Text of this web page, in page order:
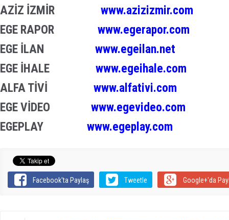
AZİZ İZMİR www.azizizmir.com
EGE RAPOR www.egerapor.com
EGE İLAN www.egeilan.net
EGE İHALE www.egeihale.com
ALFA TİVİ www.alfativi.com
EGE VİDEO www.egevideo.com
EGEPLAY www.egeplay.com
Facebook'ta Paylaş Tweetle Google+'da